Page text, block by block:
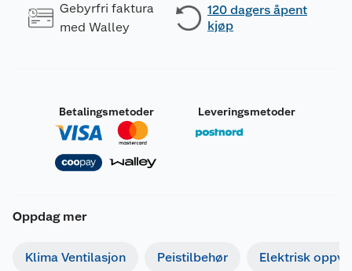
Gebyrfri faktura
med Walley
120 dagers åpent
kjøp
Betalingsmetoder Leveringsmetoder
Oppdag mer
Klima Ventilasjon Peistilbehør Elektrisk